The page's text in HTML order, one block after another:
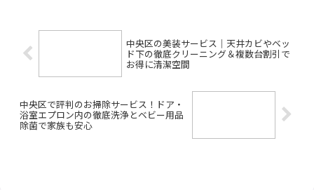
中央区の美装サービス｜天井カビやベッ
ド下の徹底クリーニング＆複数台割引で
お得に清潔空間
中央区で評判のお掃除サービス！ドア・
浴室エプロン内の徹底洗浄とベビー用品
除菌で家族も安心